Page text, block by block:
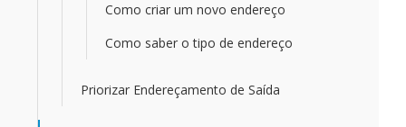
Como criar um novo endereço
Como saber o tipo de endereço
Priorizar Endereçamento de Saída